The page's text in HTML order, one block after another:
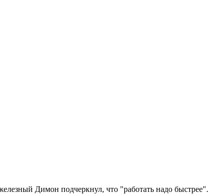
Димон подчеркнул, что "работать надо быстрее".